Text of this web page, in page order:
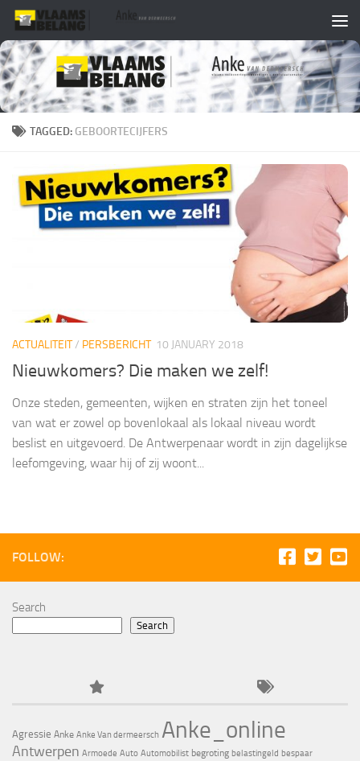
Skip to content
TAGGED: GEBOORTECIJFERS
ACTUALITEIT/ PERSBERICHT 10 JANUARY 2018
Nieuwkomers? Die maken we zelf!
Onze steden, gemeenten, wijken en straten zijn het toneel
van wat er zowel op bovenlokaal als lokaal niveau wordt
beslist en uitgevoerd. De Antwerpenaar wordt in zijn dagelijkse
leefomgeving, waar hij of zij woont...
FOLLOW:
Search
Search
Agressie Anke Anke Van dermeersch Anke_online
Antwerpen Armoede Auto Automobilist begroting belastingeld bespaar